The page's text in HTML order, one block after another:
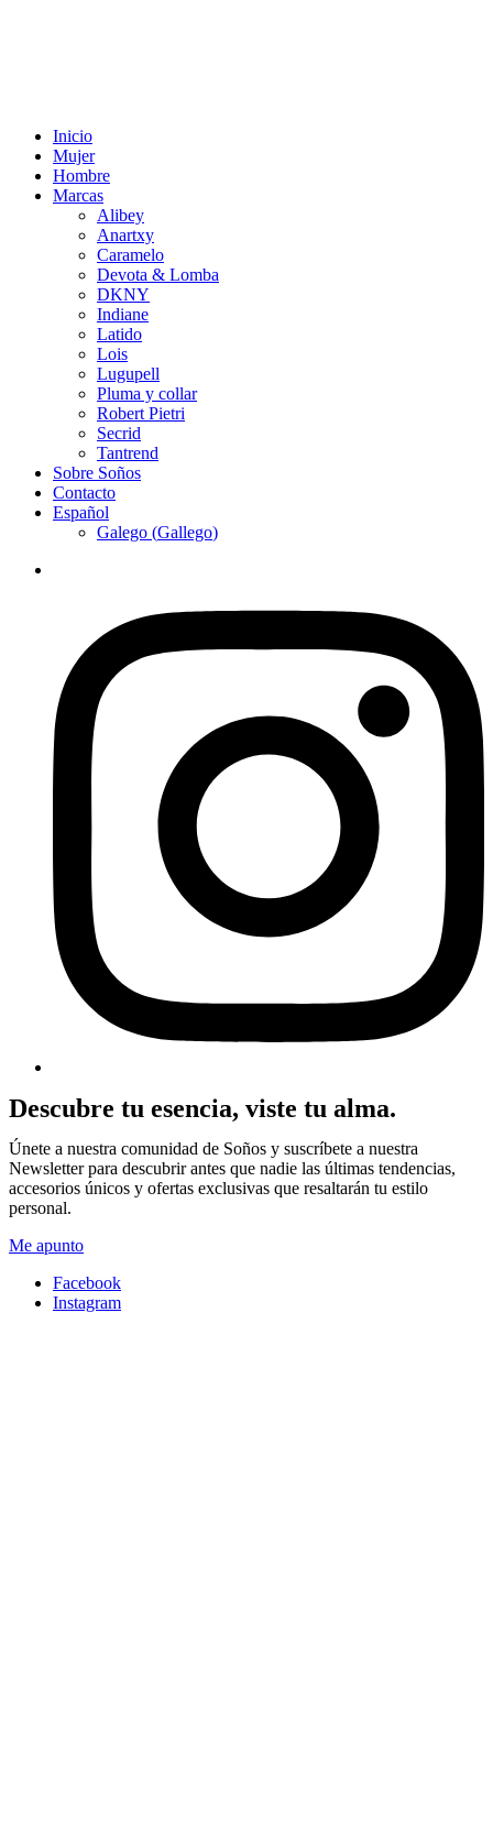
Inicio
Mujer
Hombre
Marcas
Alibey
Anartxy
Caramelo
Devota & Lomba
DKNY
Indiane
Latido
Lois
Lugupell
Pluma y collar
Robert Pietri
Secrid
Tantrend
Sobre Soños
Contacto
Español
Galego (Gallego)
Descubre tu esencia, viste tu alma.
Únete a nuestra comunidad de Soños y suscríbete a nuestra
Newsletter para descubrir antes que nadie las últimas tendencias,
accesorios únicos y ofertas exclusivas que resaltarán tu estilo
personal.
Me apunto
Facebook
Instagram